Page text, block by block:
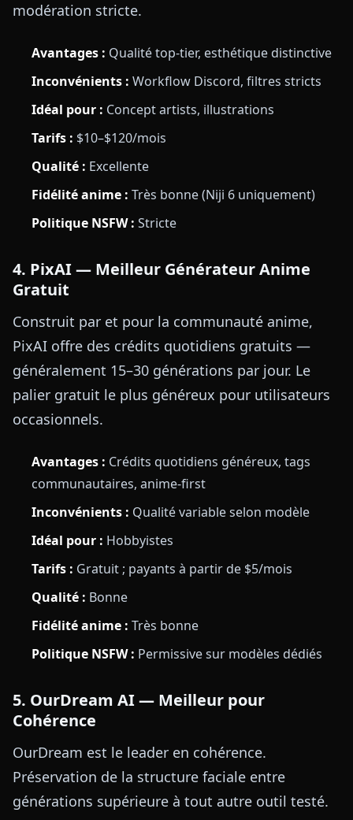
modération stricte.
Avantages : Qualité top-tier, esthétique distinctive
Inconvénients : Workflow Discord, filtres stricts
Idéal pour : Concept artists, illustrations
Tarifs : $10–$120/mois
Qualité : Excellente
Fidélité anime : Très bonne (Niji 6 uniquement)
Politique NSFW : Stricte
4. PixAI — Meilleur Générateur Anime
Gratuit
Construit par et pour la communauté anime,
PixAI offre des crédits quotidiens gratuits —
généralement 15–30 générations par jour. Le
palier gratuit le plus généreux pour utilisateurs
occasionnels.
Avantages : Crédits quotidiens généreux, tags
communautaires, anime-first
Inconvénients : Qualité variable selon modèle
Idéal pour : Hobbyistes
Tarifs : Gratuit ; payants à partir de $5/mois
Qualité : Bonne
Fidélité anime : Très bonne
Politique NSFW : Permissive sur modèles dédiés
5. OurDream AI — Meilleur pour
Cohérence
OurDream est le leader en cohérence.
Préservation de la structure faciale entre
générations supérieure à tout autre outil testé.